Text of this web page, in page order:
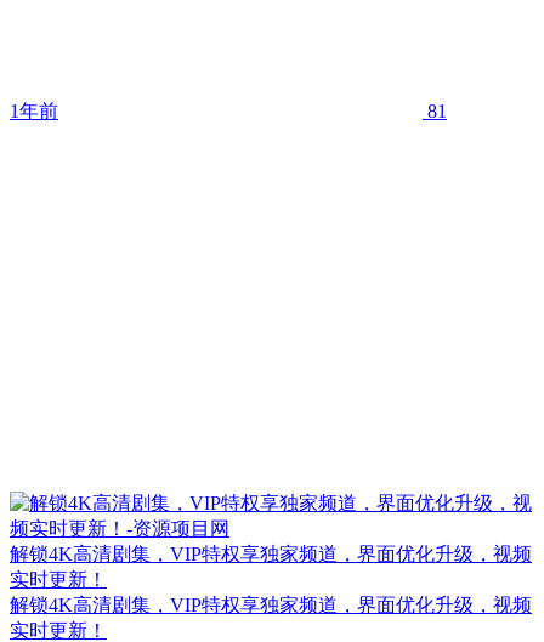
1年前 81
解锁4K高清剧集，VIP特权享独家频道，界面优化升级，视频
实时更新！
解锁4K高清剧集，VIP特权享独家频道，界面优化升级，视频
实时更新！